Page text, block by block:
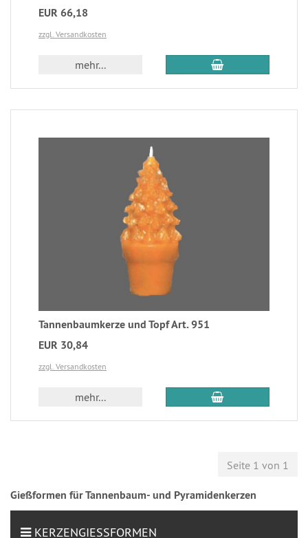
EUR 66,18
zzgl. Versandkosten
mehr...
Tannenbaumkerze und Topf Art. 951
EUR 30,84
zzgl. Versandkosten
mehr...
Seite 1 von 1
Gießformen für Tannenbaum- und Pyramidenkerzen
KERZENGIESSFORMEN